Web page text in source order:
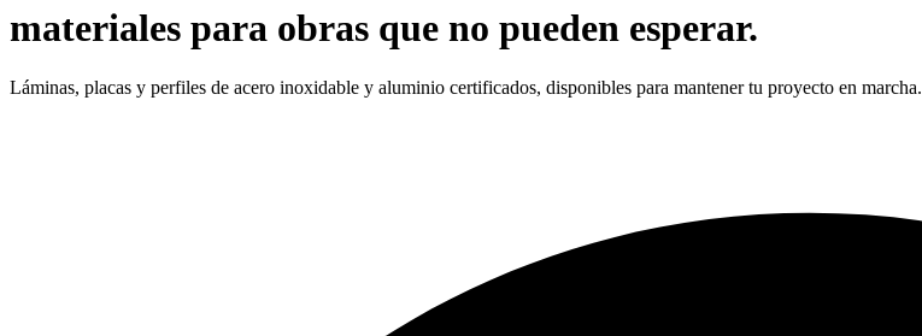
materiales para obras que no pueden esperar.
Láminas, placas y perfiles de acero inoxidable y aluminio certificados, disponibles para mantener tu proyecto en marcha.